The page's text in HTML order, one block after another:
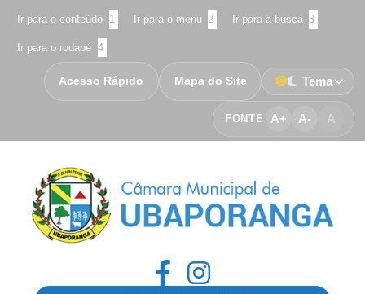
Ir para o conteúdo 1 Ir para o menu 2 Ir para a busca 3
Ir para o rodapé 4
FONTE A+ A- A
Acesso Rápido Mapa do Site Tema